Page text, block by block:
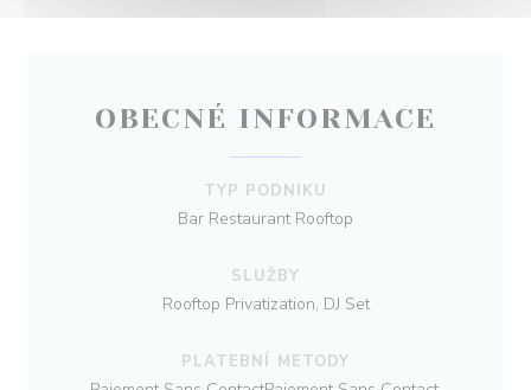
OBECNÉ INFORMACE
TYP PODNIKU
Bar Restaurant Rooftop
SLUŽBY
Rooftop Privatization, DJ Set
PLATEBNÍ METODY